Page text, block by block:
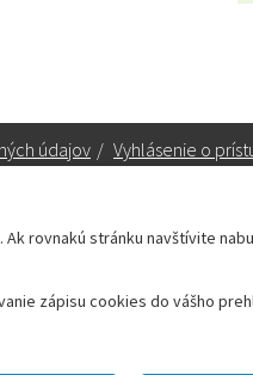
rovnakú stránku navštívite
zápisu cookies do vášho
údajov / Vyhlásenie o